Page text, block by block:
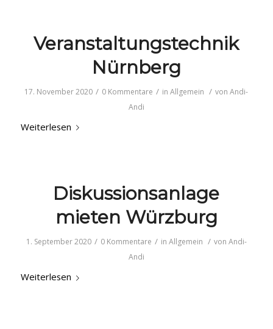
Veranstaltungstechnik
Nürnberg
17. November 2020 / 0 Kommentare / inAllgemein / vonAndi-
Andi
Weiterlesen
Diskussionsanlage
mieten Würzburg
1. September 2020 / 0 Kommentare / in Allgemein / von Andi-
Andi
Weiterlesen